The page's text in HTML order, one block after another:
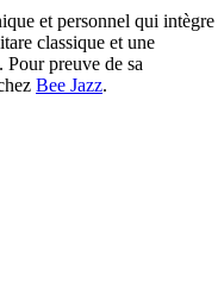
et personnel qui intègre
classique et une
preuve de sa
Bee Jazz.